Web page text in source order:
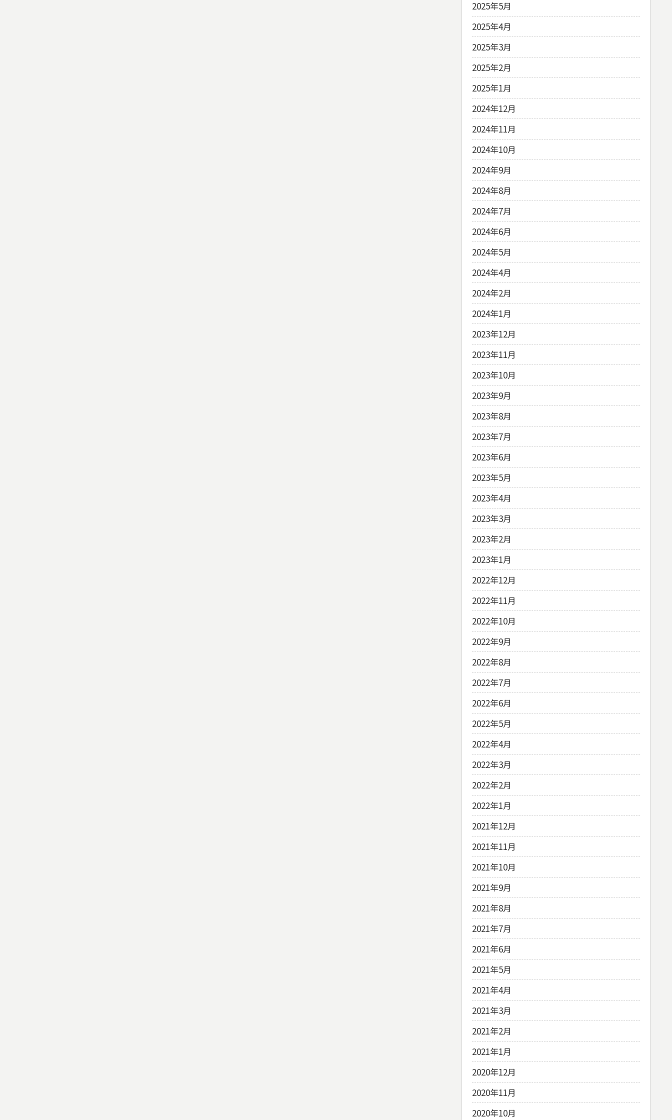
2025年5月
2025年4月
2025年3月
2025年2月
2025年1月
2024年12月
2024年11月
2024年10月
2024年9月
2024年8月
2024年7月
2024年6月
2024年5月
2024年4月
2024年2月
2024年1月
2023年12月
2023年11月
2023年10月
2023年9月
2023年8月
2023年7月
2023年6月
2023年5月
2023年4月
2023年3月
2023年2月
2023年1月
2022年12月
2022年11月
2022年10月
2022年9月
2022年8月
2022年7月
2022年6月
2022年5月
2022年4月
2022年3月
2022年2月
2022年1月
2021年12月
2021年11月
2021年10月
2021年9月
2021年8月
2021年7月
2021年6月
2021年5月
2021年4月
2021年3月
2021年2月
2021年1月
2020年12月
2020年11月
2020年10月